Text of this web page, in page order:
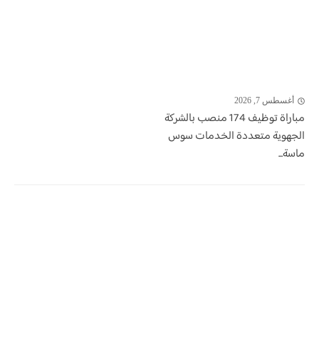
أغسطس 7, 2026
مباراة توظيف 174 منصب بالشركة
الجهوية متعددة الخدمات سوس
ماسة...